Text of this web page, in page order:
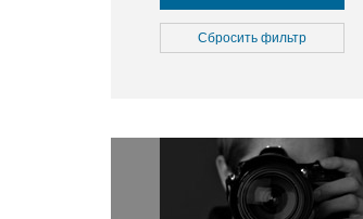
Культура
Медицина
Окружающая среда
Политика
Правосудие
Сбросить фильтр